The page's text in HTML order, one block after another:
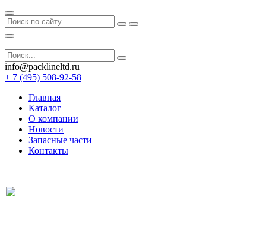
info@packlineltd.ru
+ 7 (495) 508-92-58
Главная
Каталог
О компании
Новости
Запасные части
Контакты